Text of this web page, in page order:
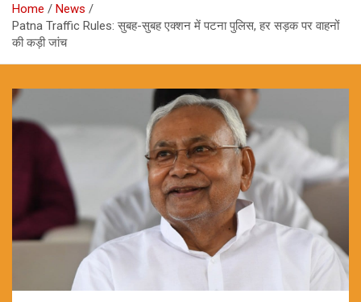
Home
News
Patna Traffic Rules: सुबह-सुबह एक्शन में पटना पुलिस, हर सड़क पर वाहनों
की कड़ी जांच